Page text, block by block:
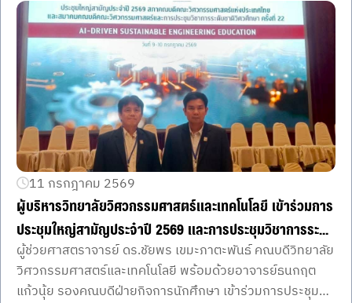
11 กรกฎาคม 2569
ผู้บริหารวิทยาลัยวิศวกรรมศาสตร์และเทคโนโลยี เข้าร่วมการ
ประชุมใหญ่สามัญประจำปี 2569 และการประชุมวิชาการระดับ
ชาติวิศวศึกษา ครั้งที่ 22
ผู้ช่วยศาสตราจารย์ ดร.ชัยพร เขมะภาตะพันธ์ คณบดีวิทยาลัย
วิศวกรรมศาสตร์และเทคโนโลยี พร้อมด้วยอาจารย์ธนกฤต
แก้วนุ้ย รองคณบดีฝ่ายกิจการนักศึกษา เข้าร่วมการประชุม